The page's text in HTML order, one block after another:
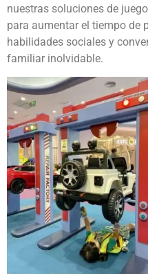
nuestras soluciones de
para aumentar el tiempo de
habilidades sociales y
familiar inolvidable.